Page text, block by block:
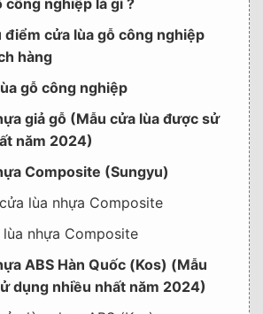
điểm cửa lùa gỗ công nghiệp
hàng
gỗ công nghiệp
giả gỗ (Mẫu cửa lùa được sử
năm 2024)
Composite (Sungyu)
lùa nhựa Composite
nhựa Composite
ABS Hàn Quốc (Kos) (Mẫu
dụng nhiều nhất năm 2024)